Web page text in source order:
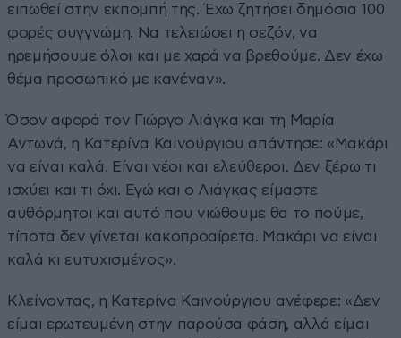
ειπωθεί στην εκπομπή της. Έχω ζητήσει δημόσια 100
φορές συγγνώμη. Να τελειώσει η σεζόν, να
ηρεμήσουμε όλοι και με χαρά να βρεθούμε. Δεν έχω
θέμα προσωπικό με κανέναν».
Όσον αφορά τον Γιώργο Λιάγκα και τη Μαρία
Αντωνά, η Κατερίνα Καινούργιου απάντησε: «Μακάρι
να είναι καλά. Είναι νέοι και ελεύθεροι. Δεν ξέρω τι
ισχύει και τι όχι. Εγώ και ο Λιάγκας είμαστε
αυθόρμητοι και αυτό που νιώθουμε θα το πούμε,
τίποτα δεν γίνεται κακοπροαίρετα. Μακάρι να είναι
καλά κι ευτυχισμένος».
Κλείνοντας, η Κατερίνα Καινούργιου ανέφερε: «Δεν
είμαι ερωτευμένη στην παρούσα φάση, αλλά είμαι